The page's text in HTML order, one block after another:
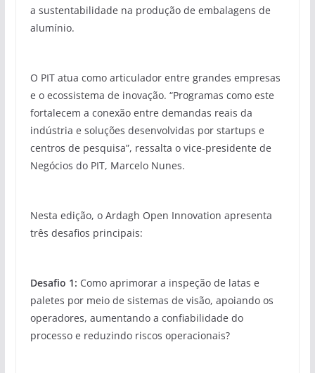
a sustentabilidade na produção de embalagens de
alumínio.
O PIT atua como articulador entre grandes empresas
e o ecossistema de inovação. “Programas como este
fortalecem a conexão entre demandas reais da
indústria e soluções desenvolvidas por startups e
centros de pesquisa”, ressalta o vice-presidente de
Negócios do PIT, Marcelo Nunes.
Nesta edição, o Ardagh Open Innovation apresenta
três desafios principais:
Desafio 1: Como aprimorar a inspeção de latas e
paletes por meio de sistemas de visão, apoiando os
operadores, aumentando a confiabilidade do
processo e reduzindo riscos operacionais?